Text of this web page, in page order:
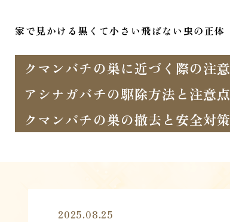
家で見かける黒くて小さい飛ばない虫の正体
クマンバチの巣に近づく際の注意
アシナガバチの駆除方法と注意点
クマンバチの巣の撤去と安全対策
2025.08.25